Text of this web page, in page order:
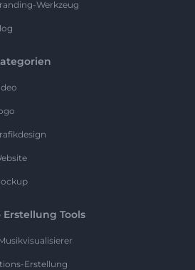
Werkzeug
Erstellung Tools
Erstellung